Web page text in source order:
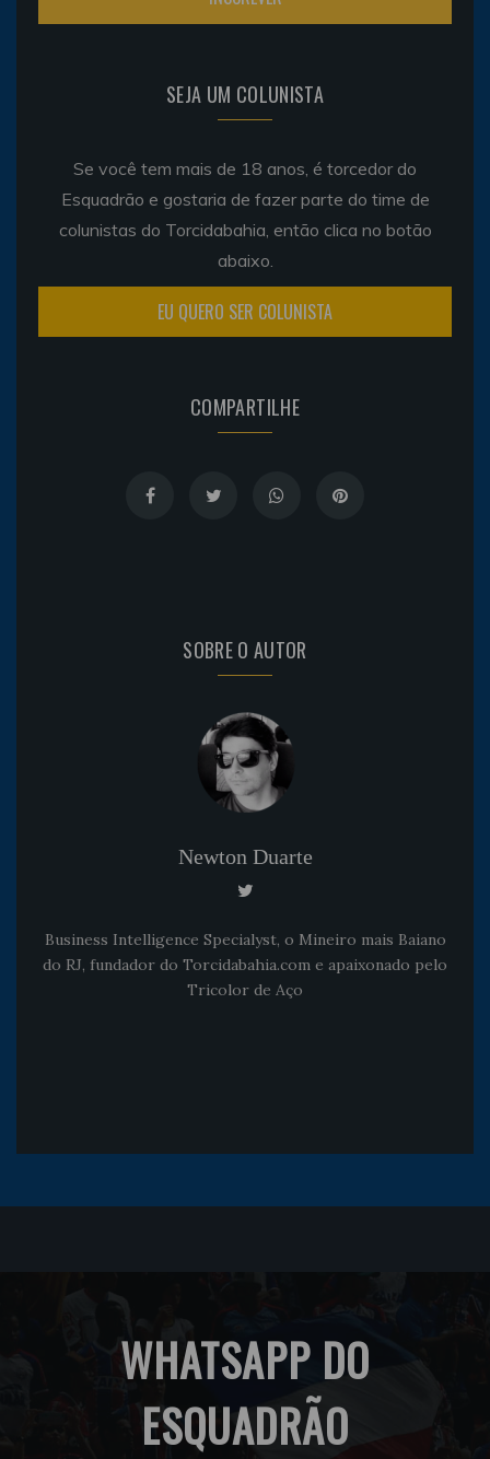
SEJA UM COLUNISTA
Se você tem mais de 18 anos, é torcedor do
Esquadrão e gostaria de fazer parte do time de
colunistas do Torcidabahia, então clica no botão
abaixo.
EU QUERO SER COLUNISTA
COMPARTILHE
SOBRE O AUTOR
Newton Duarte
Business Intelligence Specialyst, o Mineiro mais Baiano
do RJ, fundador do Torcidabahia.com e apaixonado pelo
Tricolor de Aço
WHATSAPP DO
ESQUADRÃO